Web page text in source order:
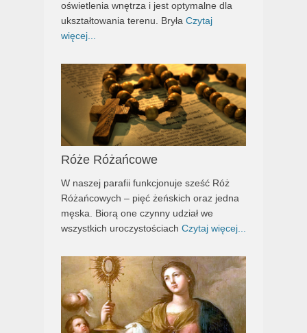
oświetlenia wnętrza i jest optymalne dla
ukształtowania terenu. Bryła Czytaj
więcej...
Róże Różańcowe
W naszej parafii funkcjonuje sześć Róż
Różańcowych – pięć żeńskich oraz jedna
męska. Biorą one czynny udział we
wszystkich uroczystościach Czytaj więcej...